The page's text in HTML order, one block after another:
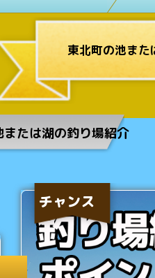
東北町の池ま
または湖の釣り場紹介
チャンス